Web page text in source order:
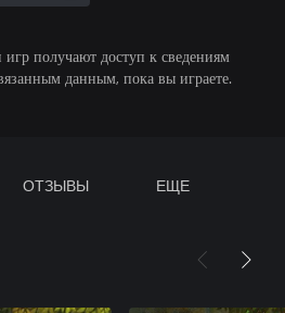
получают доступ к сведениям
данным, пока вы играете.
ОТЗЫВЫ ЕЩЕ